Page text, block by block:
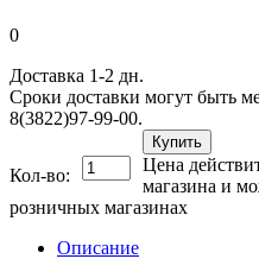
0
Доставка 1-2 дн.
Сроки доставки могут быть
8(3822)97-99-00.
Кол-во:
Купить
Цена
магазина и
розничных магазинах
Описание